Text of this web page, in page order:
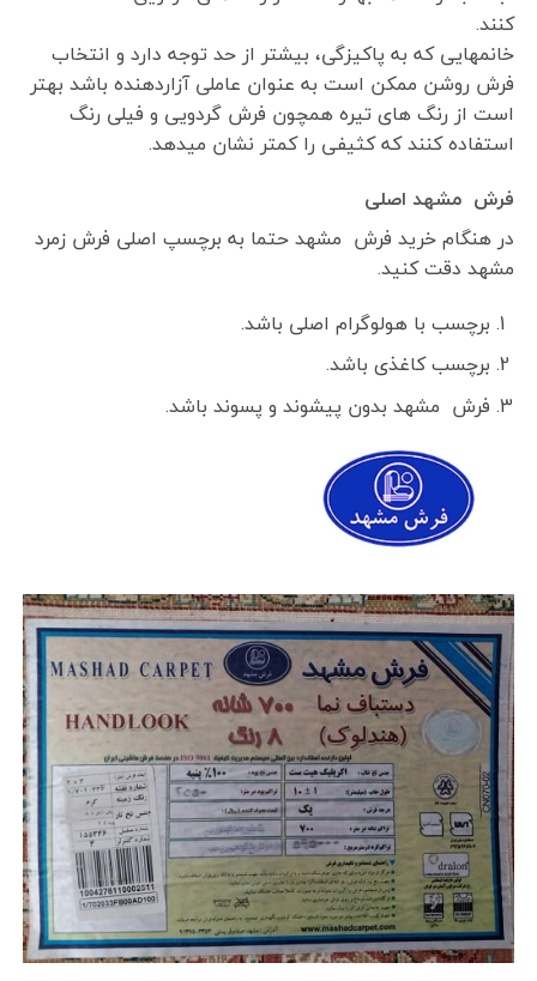
کنند.
خانمهایی که به پاکیزگی، بیشتر از حد توجه دارد و انتخاب
فرش روشن ممکن است به عنوان عاملی آزاردهنده باشد بهتر
است از رنگ های تیره همچون فرش گردویی و فیلی رنگ
استفاده کنند که کثیفی را کمتر نشان میدهد.
فرش مشهد اصلی
در هنگام خرید فرش مشهد حتما به برچسپ اصلی فرش زمرد
مشهد دقت کنید.
برچسب با هولوگرام اصلی باشد.
برچسب کاغذی باشد.
فرش مشهد بدون پیشوند و پسوند باشد.